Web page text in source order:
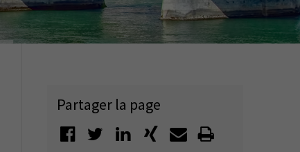
Partager la page